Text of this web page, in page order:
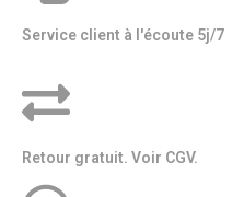
Service client à l'écoute 5j/7
Retour gratuit. Voir CGV.